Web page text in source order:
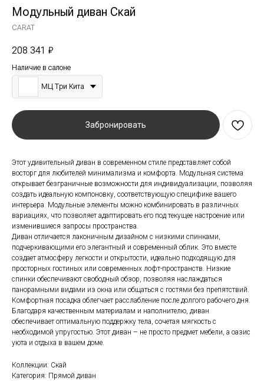
Модульный диван Скай
CARAT
208 341 ₽
Наличие в салоне
МЦ Три Кита
Забронировать
Этот удивительный диван в современном стиле представляет собой
восторг для любителей минимализма и комфорта. Модульная система
открывает безграничные возможности для индивидуализации, позволяя
создать идеальную компоновку, соответствующую специфике вашего
интерьера. Модульные элементы можно комбинировать в различных
вариациях, что позволяет адаптировать его под текущее настроение или
изменившиеся запросы пространства.
Диван отличается лаконичным дизайном с низкими спинками,
подчеркивающими его элегантный и современный облик. Это вместе
создает атмосферу легкости и открытости, идеально подходящую для
просторных гостиных или современных лофт-пространств. Низкие
спинки обеспечивают свободный обзор, позволяя наслаждаться
панорамными видами из окна или общаться с гостями без препятствий.
Комфортная посадка облегчает расслабление после долгого рабочего дня.
Благодаря качественным материалам и наполнителю, диван
обеспечивает оптимальную поддержку тела, сочетая мягкость с
необходимой упругостью. Этот диван – не просто предмет мебели, а оазис
уюта и отдыха в вашем доме.
Коллекции: Скай
Категория: Прямой диван
заполните форму ниже
Изготовим мебель, которая
отражает ваш стиль